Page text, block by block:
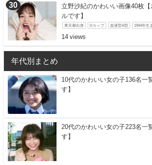
立野沙紀のかわいい画像40枚
ルです】
東京都出身 Dカップ 血液型A型 1994年生
14
年代別まとめ
10代のかわいい女の子136名一
す】
20代のかわいい女の子223名一
す】